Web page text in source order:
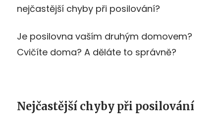
nejčastější chyby při posilování?
Je posilovna vaším druhým domovem?
Cvičíte doma? A děláte to správně?
Nejčastější chyby při posilování